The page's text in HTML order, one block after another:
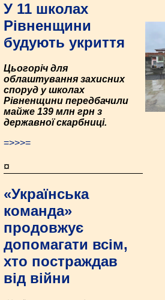
У 11 школах
Рівненщини
будують укриття
Цьогоріч для
облаштування захисних
споруд у школах
Рівненщини передбачили
майже 139 млн грн з
державної скарбниці.
=>>>=
¤
«Українська
команда»
продовжує
допомагати всім,
хто постраждав
від війни